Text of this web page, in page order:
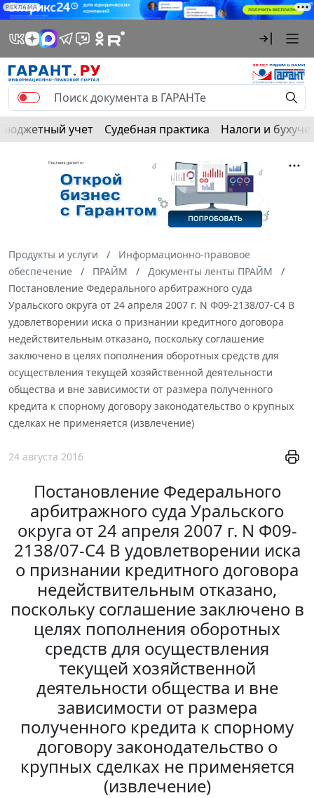
РЕКЛАМА
Бюджетный учет Судебная практика Налоги и
Продукты и услуги
Информационно-правовое
обеспечение
ПРАЙМ
Документы ленты ПРАЙМ
Постановление Федерального арбитражного суда
Уральского округа от 24 апреля 2007 г. N Ф09-2138/07-С4 В
удовлетворении иска о признании кредитного договора
недействительным отказано, поскольку соглашение
заключено в целях пополнения оборотных средств для
осуществления текущей хозяйственной деятельности
общества и вне зависимости от размера полученного
кредита к спорному договору законодательство о крупных
сделках не применяется (извлечение)
24 августа 2016
Постановление Федерального
арбитражного суда Уральского
округа от 24 апреля 2007 г. N Ф09-
2138/07-С4 В удовлетворении иска
о признании кредитного договора
недействительным отказано,
поскольку соглашение заключено в
целях пополнения оборотных
средств для осуществления
текущей хозяйственной
деятельности общества и вне
зависимости от размера
полученного кредита к спорному
договору законодательство о
крупных сделках не применяется
(извлечение)